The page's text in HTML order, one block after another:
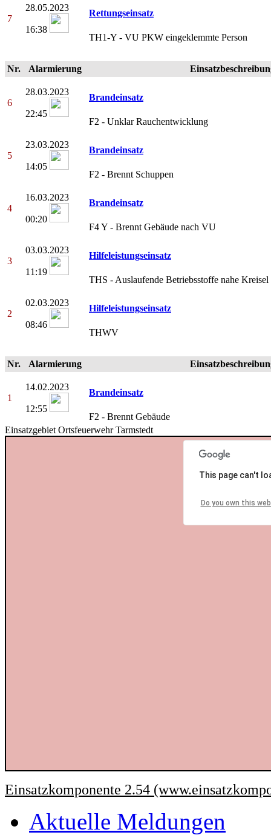
7
28.05.2023
16:38
Rettungseinsatz
TH1-Y - VU PKW eingeklemmte Person
Nr. Alarmierung
6
28.03.2023
22:45
Brandeinsatz
F2 - Unklar Rauchentwicklung
5
23.03.2023
14:05
Brandeinsatz
F2 - Brennt Schuppen
4
16.03.2023
00:20
Brandeinsatz
F4 Y - Brennt Gebäude nach VU
3
03.03.2023
11:19
Hilfeleistungseinsatz
THS - Auslaufende Betriebsstoffe nahe Kreisel
2
02.03.2023
08:46
Hilfeleistungseinsatz
THWV
Nr. Alarmierung
1
14.02.2023
12:55
Brandeinsatz
F2 - Brennt Gebäude
Einsatzgebiet Ortsfeuerwehr Tarmstedt
This page can't
Do you own this
Einsatzkomponente 2.54
Aktuelle Meldungen